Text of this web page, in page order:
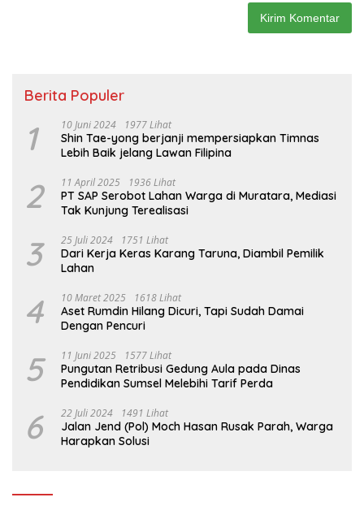
Berita Populer
1 10 Juni 2024 1977 Lihat
Shin Tae-yong berjanji mempersiapkan Timnas
Lebih Baik jelang Lawan Filipina
2 11 April 2025 1936 Lihat
PT SAP Serobot Lahan Warga di Muratara, Mediasi
Tak Kunjung Terealisasi
3 25 Juli 2024 1751 Lihat
Dari Kerja Keras Karang Taruna, Diambil Pemilik
Lahan
4 10 Maret 2025 1618 Lihat
Aset Rumdin Hilang Dicuri, Tapi Sudah Damai
Dengan Pencuri
5 11 Juni 2025 1577 Lihat
Pungutan Retribusi Gedung Aula pada Dinas
Pendidikan Sumsel Melebihi Tarif Perda
6 22 Juli 2024 1491 Lihat
Jalan Jend (Pol) Moch Hasan Rusak Parah, Warga
Harapkan Solusi